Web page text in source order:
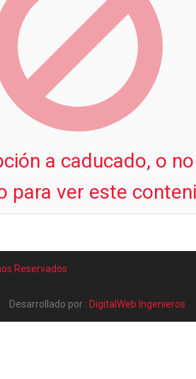
a caducado, o
para ver este
Reservados
Desarrollado por : DigitalWeb Ingenieros